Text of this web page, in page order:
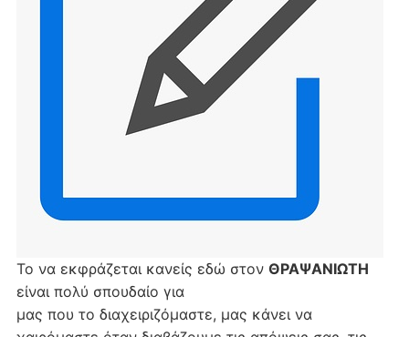
Το να εκφράζεται κανείς εδώ στον ΘΡΑΨΑΝΙΩΤΗ
είναι πολύ σπουδαίο για
μας που το διαχειριζόμαστε, μας κάνει να